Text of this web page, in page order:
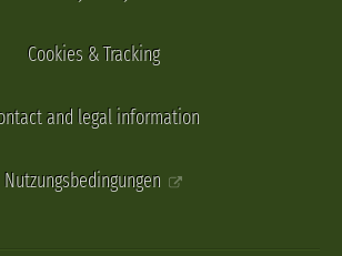
Cookies & Tracking
and legal information
Nutzungsbedingungen